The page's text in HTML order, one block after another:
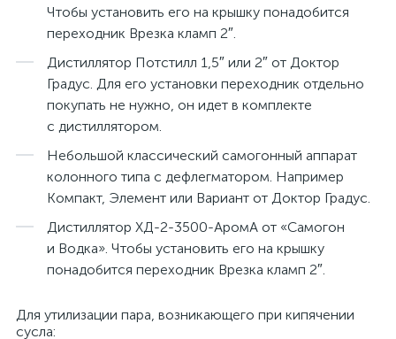
Чтобы установить его на крышку понадобится
переходник Врезка кламп 2″.
Дистиллятор Потстилл 1,5″ или 2″ от Доктор
Градус. Для его установки переходник отдельно
покупать не нужно, он идет в комплекте
с дистиллятором.
Небольшой классический самогонный аппарат
колонного типа с дефлегматором. Например
Компакт, Элемент или Вариант от Доктор Градус.
Дистиллятор ХД-2-3500-АромА от «Самогон
и Водка». Чтобы установить его на крышку
понадобится переходник Врезка кламп 2″.
Для утилизации пара, возникающего при кипячении
сусла: